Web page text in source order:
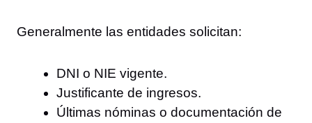
Generalmente las entidades solicitan:
DNI o NIE vigente.
Justificante de ingresos.
Últimas nóminas o documentación de